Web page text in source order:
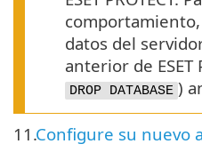
datos del
anterior de ESET
DROP DATABASE )
11.Configure su nuevo